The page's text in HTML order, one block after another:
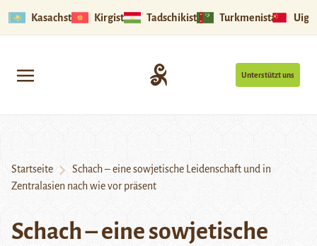
Kasachstan Kirgistan Tadschikistan Turkmenistan
Unterstützt uns
Startseite
Schach – eine sowjetische Leidenschaft und in
Zentralasien nach wie vor präsent
Schach – eine sowjetische